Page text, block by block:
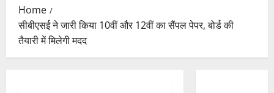
Home
सीबीएसई ने जारी किया 10वीं और 12वीं का सैंपल पेपर, बोर्ड की
तैयारी में मिलेगी मदद